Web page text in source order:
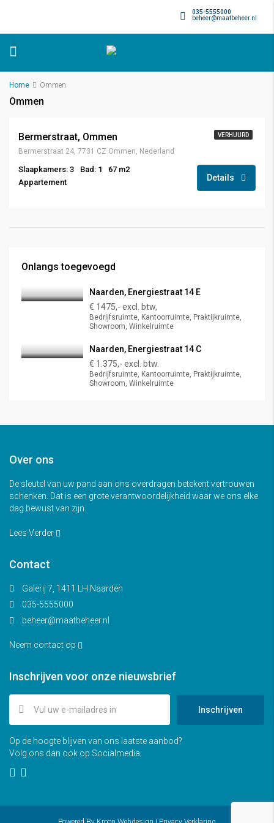
035-5555000
beheer@maatbeheer.nl
Home Ommen
Ommen
VERHUURD
Bermerstraat, Ommen
Bermerstraat 24, 7731 CZ Ommen, Nederland
Slaapkamers: 3 Bad: 1
67 m2
Appartement
Details
Onlangs toegevoegd
Naarden, Energiestraat 14 E
€ 1475,- excl. btw,
Bedrijfsruimte, Kantoorruimte, Praktijkruimte,
Showroom, Winkelruimte
Naarden, Energiestraat 14 C
€ 1.375,- excl. btw.
Bedrijfsruimte, Kantoorruimte, Praktijkruimte,
Showroom, Winkelruimte
Over ons
De sleutel van uw pand aan ons overdragen betekent vertrouwen
schenken. Dat is een grote verantwoordelijkheid waar we ons elke
dag bewust van zijn.
Lees Verder
Contact
Galerij 7, 1411 LH Naarden
035-5555000
beheer@maatbeheer.nl
Neem contact op
Inschrijven voor onze nieuwsbrief
Inschrijven
Op de hoogte blijven van ons laatste aanbod?
Volg ons dan ook op Socialmedia: